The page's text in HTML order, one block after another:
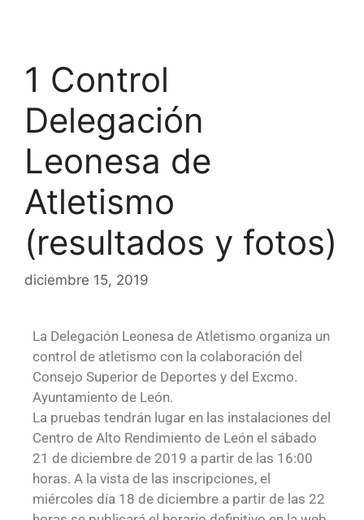
1 Control
Delegación
Leonesa de
Atletismo
(resultados y fotos)
diciembre 15, 2019
La Delegación Leonesa de Atletismo organiza un
control de atletismo con la colaboración del
Consejo Superior de Deportes y del Excmo.
Ayuntamiento de León.
La pruebas tendrán lugar en las instalaciones del
Centro de Alto Rendimiento de León el sábado
21 de diciembre de 2019 a partir de las 16:00
horas. A la vista de las inscripciones, el
miércoles día 18 de diciembre a partir de las 22